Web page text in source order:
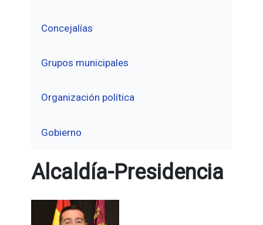
Concejalías
Grupos municipales
Organización política
Gobierno
Alcaldía-Presidencia